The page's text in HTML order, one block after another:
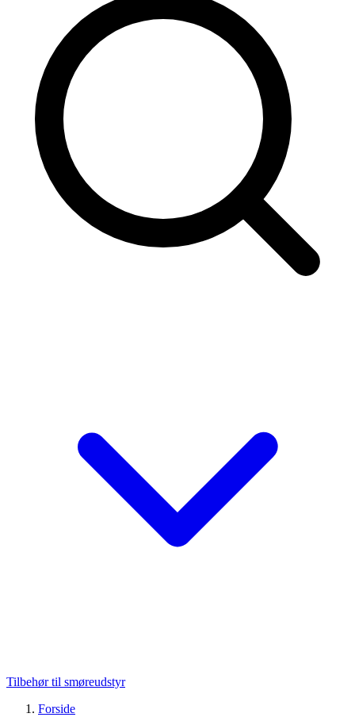
Tilbehør til smøreudstyr
Forside